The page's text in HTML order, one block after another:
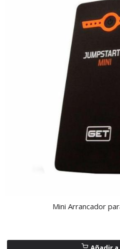
Mini Arrancador